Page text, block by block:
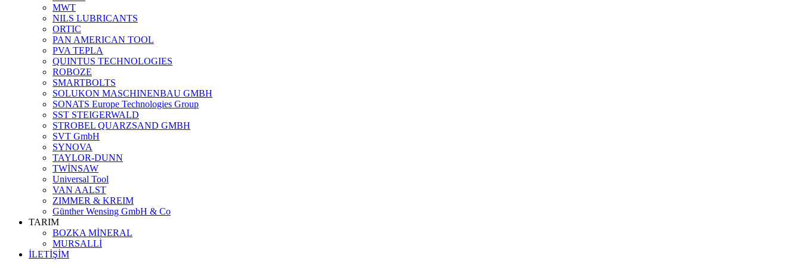
MWT
NILS LUBRICANTS
ORTIC
PAN AMERICAN TOOL
PVA TEPLA
QUINTUS TECHNOLOGIES
ROBOZE
SMARTBOLTS
SOLUKON MASCHINENBAU GMBH
SONATS Europe Technologies Group
SST STEIGERWALD
STROBEL QUARZSAND GMBH
SVT GmbH
SYNOVA
TAYLOR-DUNN
TWİNSAW
Universal Tool
VAN AALST
ZIMMER & KREIM
Günther Wensing GmbH & Co
TARIM
BOZKA MİNERAL
MURSALLİ
İLETİŞİM